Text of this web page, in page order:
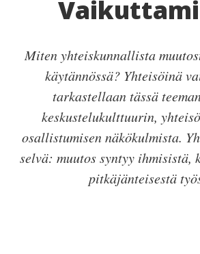
Miten yhteiskunnallista
käytännössä? Yhteisöinä
tarkastellaan tässä
keskustelukulttuurin,
osallistumisen näkökulmista.
selvä: muutos syntyy ihmisistä,
pitkäjänteisestä